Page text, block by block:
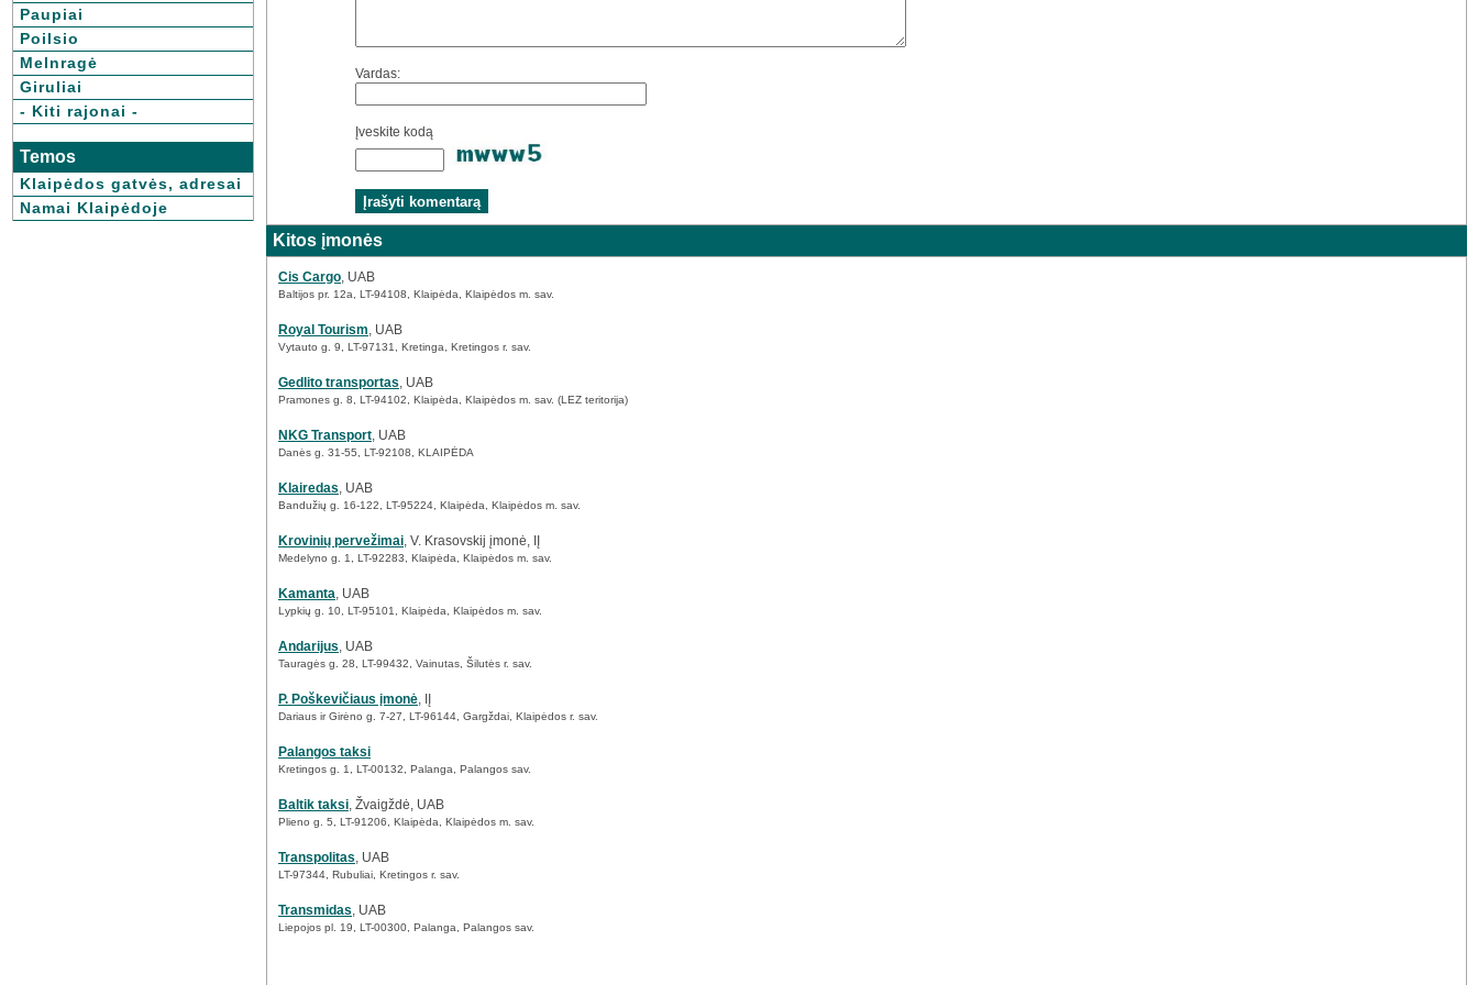
Paupiai
Poilsio
Melnragė
Giruliai
- Kiti rajonai -
Temos
Klaipėdos gatvės, adresai
Namai Klaipėdoje
Vardas:
Įveskite kodą
Kitos įmonės
Cis Cargo, UAB
Baltijos pr. 12a, LT-94108, Klaipėda, Klaipėdos m. sav.
Royal Tourism, UAB
Vytauto g. 9, LT-97131, Kretinga, Kretingos r. sav.
Gedlito transportas, UAB
Pramones g. 8, LT-94102, Klaipėda, Klaipėdos m. sav. (LEZ teritorija)
NKG Transport, UAB
Danės g. 31-55, LT-92108, KLAIPĖDA
Klairedas, UAB
Bandužių g. 16-122, LT-95224, Klaipėda, Klaipėdos m. sav.
Krovinių pervežimai, V. Krasovskij įmonė, IĮ
Medelyno g. 1, LT-92283, Klaipėda, Klaipėdos m. sav.
Kamanta, UAB
Lypkių g. 10, LT-95101, Klaipėda, Klaipėdos m. sav.
Andarijus, UAB
Tauragės g. 28, LT-99432, Vainutas, Šilutės r. sav.
P. Poškevičiaus įmonė, IĮ
Dariaus ir Girėno g. 7-27, LT-96144, Gargždai, Klaipėdos r. sav.
Palangos taksi
Kretingos g. 1, LT-00132, Palanga, Palangos sav.
Baltik taksi, Žvaigždė, UAB
Plieno g. 5, LT-91206, Klaipėda, Klaipėdos m. sav.
Transpolitas, UAB
LT-97344, Rubuliai, Kretingos r. sav.
Transmidas, UAB
Liepojos pl. 19, LT-00300, Palanga, Palangos sav.